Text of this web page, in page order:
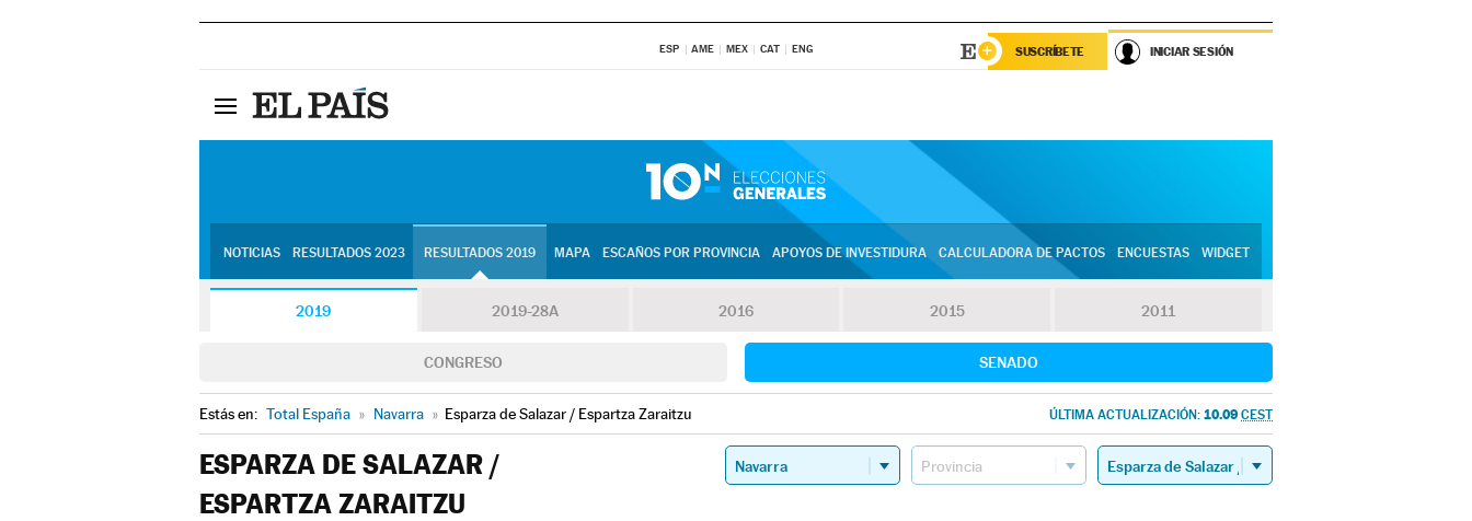
ESP AME MEX CAT ENG SUSCRÍBETE INICIAR SESIÓN
NOTICIAS RESULTADOS 2023 RESULTADOS 2019 MAPA ESCAÑOS POR PROVINCIA APOYOS DE INVESTIDURA CALCULADORA DE PACTOS ENCUESTAS WIDGET
2019 2019-28A 2016 2015 2011
CONGRESO SENADO
Estás en: Total España » Navarra » Esparza de Salazar / Espartza Zaraitzu ÚLTIMA ACTUALIZACIÓN: 10.09 CEST
ESPARZA DE SALAZAR /
ESPARTZA ZARAITZU